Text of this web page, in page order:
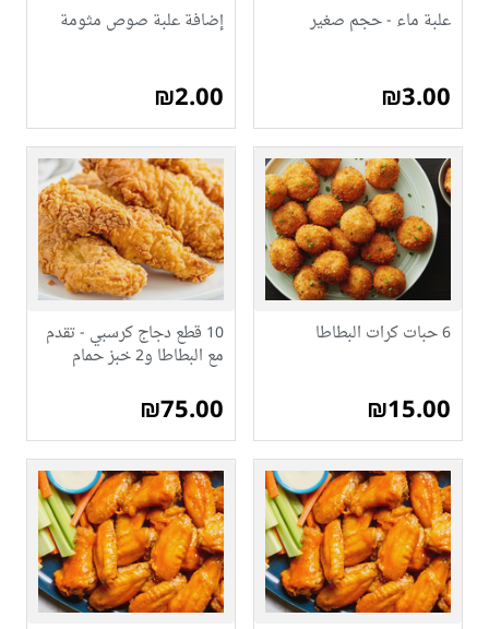
علبة ماء - حجم صغير
₪3.00
إضافة علبة صوص مثومة
₪2.00
6 حبات كرات البطاطا
₪15.00
10 قطع دجاج كرسبي - تقدم
مع البطاطا و2 خبز حمام
₪75.00